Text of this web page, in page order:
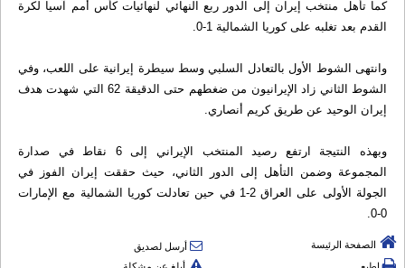
كما تأهل منتخب إيران إلى الدور ربع النهائي لنهائيات كأس أمم آسيا لكرة
القدم بعد تغلبه على كوريا الشمالية 1-0.
وانتهى الشوط الأول بالتعادل السلبي وسط سيطرة إيرانية على اللعب، وفي
الشوط الثاني زاد الإيرانيون من ضغطهم حتى الدقيقة 62 التي شهدت هدف
إيران الوحيد عن طريق كريم أنصاري.
وبهذه النتيجة ارتفع رصيد المنتخب الإيراني إلى 6 نقاط في صدارة
المجموعة وضمن التأهل إلى الدور الثاني، حيث حققت إيران الفوز في
الجولة الأولى على العراق 2-1 في حين تعادلت كوريا الشمالية مع الإمارات
0-0.
الصفحة الرئيسة
أرسل لصديق